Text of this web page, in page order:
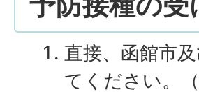
直接、函館市
てください。